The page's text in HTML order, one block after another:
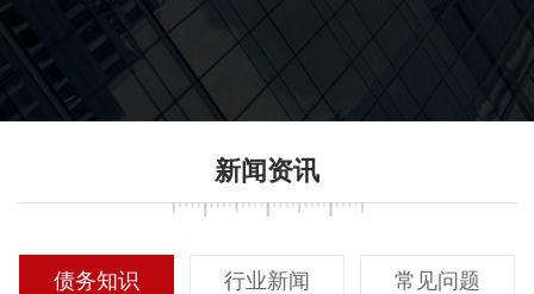
新闻资讯
债务知识 行业新闻 常见问题